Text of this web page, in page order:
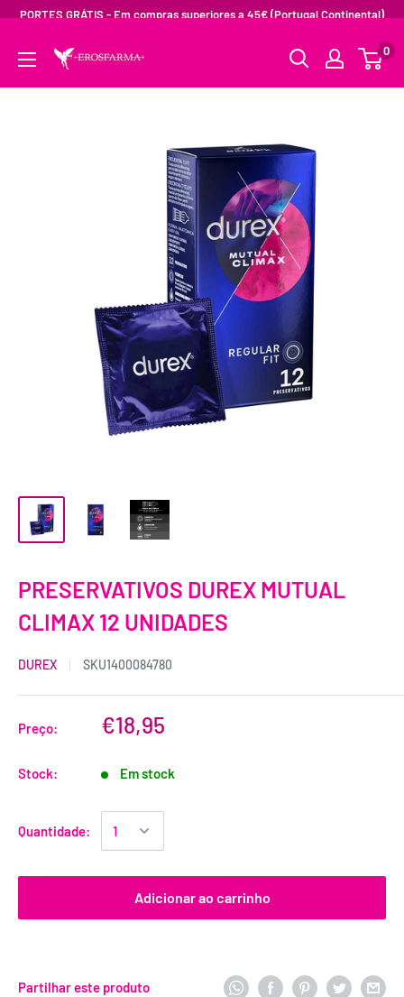
PORTES GRÁTIS - Em compras superiores a 45€ (Portugal Continental)
0
PRESERVATIVOS DUREX MUTUAL
CLIMAX 12 UNIDADES
DUREX SKU1400084780
Preço: €18,95
Stock: Em stock
Quantidade:
Adicionar ao carrinho
Partilhar este produto